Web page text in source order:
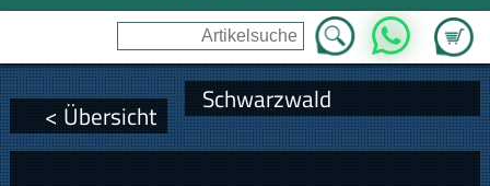
Zum
WhatsApp
< Übersicht Schwarzwald